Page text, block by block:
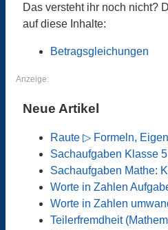
Das versteht ihr noch nicht?
auf diese Inhalte:
Betragsgleichungen
Anzeige:
Neue Artikel
Raute ▷ Formeln,
Sachaufgaben Klasse
Sachaufgaben Mathe:
Worte in Zahlen
Worte in Zahlen
Teilerfremdheit